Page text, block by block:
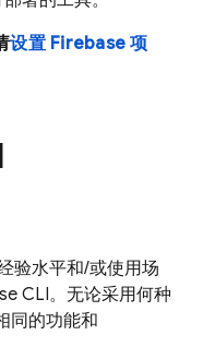
设置 Firebase 项
验水平和/或使用场
CLI。无论采用何种
同的功能和